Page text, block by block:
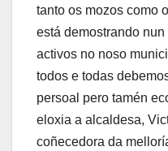
tanto os mozos como
está demostrando
activos no noso
todos e todas
persoal pero tamén
eloxia a alcaldesa,
coñecedora da